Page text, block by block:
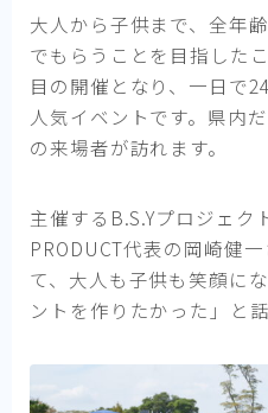
大人から子供まで、全年
でもらうことを目指した
目の開催となり、一日で
人気イベントです。県内
の来場者が訪れます。
主催するB.S.Yプロジェク
PRODUCT代表の岡崎健
て、大人も子供も笑顔に
ントを作りたかった」と話